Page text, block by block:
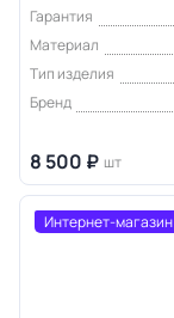
Гарантия
Материал
Тип изделия
Бренд
8 500 ₽ шт
Интернет-магазин